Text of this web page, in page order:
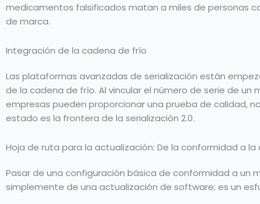
medicamentos falsificados matan a miles de personas
de marca.
Integración de la cadena de frío
Las plataformas avanzadas de serialización están
de la cadena de frío. Al vincular el número de serie de
empresas pueden proporcionar una prueba de calidad,
estado es la frontera de la serialización 2.0.
Hoja de ruta para la actualización: De la conformidad a
Pasar de una configuración básica de conformidad a un
simplemente de una actualización de software; es un